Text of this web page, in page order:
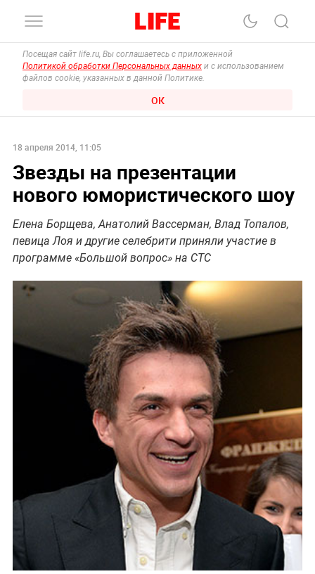
Посещая сайт life.ru, Вы соглашаетесь с приложенной
Политикой обработки Персональных данных и с использованием
файлов cookie, указанных в данной Политике.
ОК
18 апреля 2014, 11:05
Звезды на презентации
нового юмористического шоу
Елена Борщева, Анатолий Вассерман, Влад Топалов,
певица Лоя и другие селебрити приняли участие в
программе «Большой вопрос» на СТС